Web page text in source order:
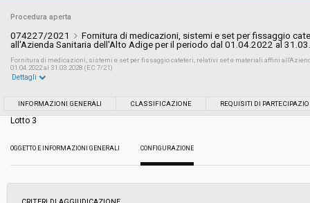
Procedura aperta
074227/2021
Fornitura di medicazioni, sistemi e set per fissaggio
all'Azienda Sanitaria dell'Alto Adige per il periodo dal 01.04.2022 al
Fornitura di medicazioni, sistemi e set per fissaggio cateteri, relativi set e materiali affini
01.04.2022 al 31.03.2028 (EC 7/21)
Tipo di contratto:
No
Scelta del contraente:
Dettagli
INFORMAZIONI GENERALI CLASSIFICAZIONE REQUISITI DI
Lotto 3
OGGETTO E INFORMAZIONI GENERALI CONFIGURAZIONE